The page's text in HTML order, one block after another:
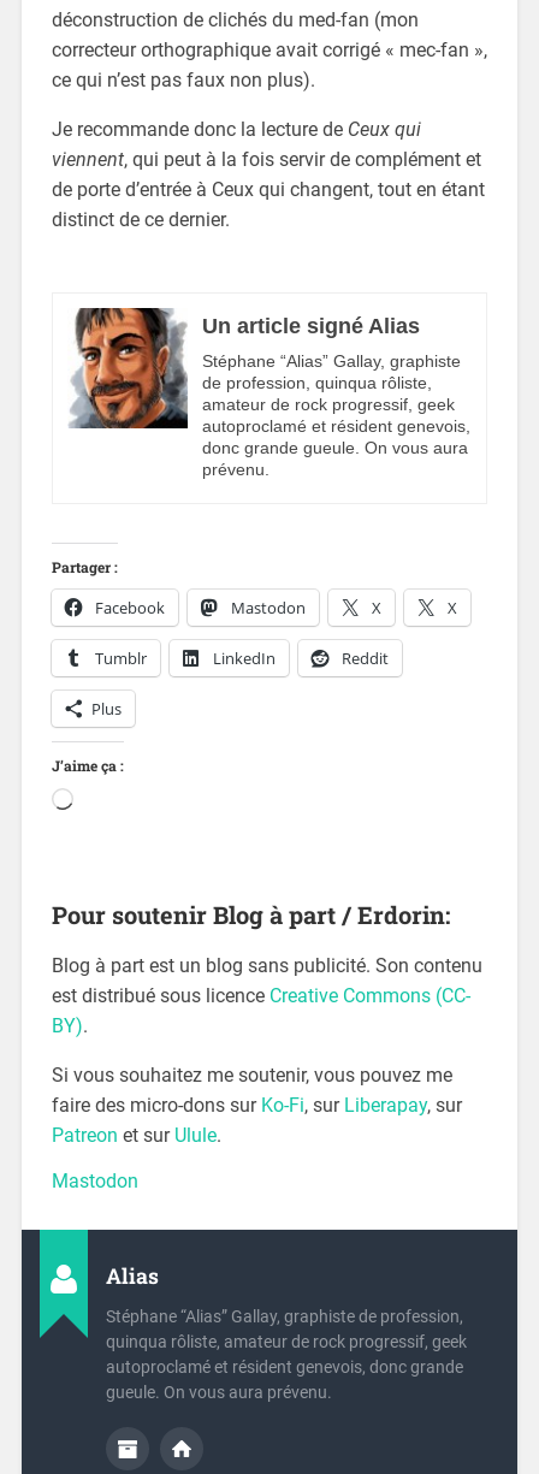
déconstruction de clichés du med-fan (mon
correcteur orthographique avait corrigé « mec-fan »,
ce qui n’est pas faux non plus).
Je recommande donc la lecture de Ceux qui
viennent, qui peut à la fois servir de complément et
de porte d’entrée à Ceux qui changent, tout en étant
distinct de ce dernier.
Un article signé Alias
Stéphane “Alias” Gallay, graphiste
de profession, quinqua rôliste,
amateur de rock progressif, geek
autoproclamé et résident genevois,
donc grande gueule. On vous aura
prévenu.
Partager :
Facebook Mastodon X X
Tumblr LinkedIn Reddit
Plus
J’aime ça :
Pour soutenir Blog à part / Erdorin:
Blog à part est un blog sans publicité. Son contenu
est distribué sous licence Creative Commons (CC-
BY).
Si vous souhaitez me soutenir, vous pouvez me
faire des micro-dons sur Ko-Fi, sur Liberapay, sur
Patreon et sur Ulule.
Mastodon
Alias
Stéphane “Alias” Gallay, graphiste de profession,
quinqua rôliste, amateur de rock progressif, geek
autoproclamé et résident genevois, donc grande
gueule. On vous aura prévenu.